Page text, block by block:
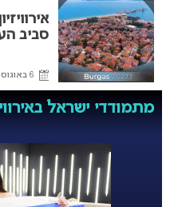
סביב
6 באוגוסט 2026
מתמודדי ישראל